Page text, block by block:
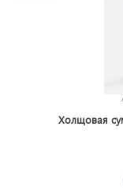
Холщовая